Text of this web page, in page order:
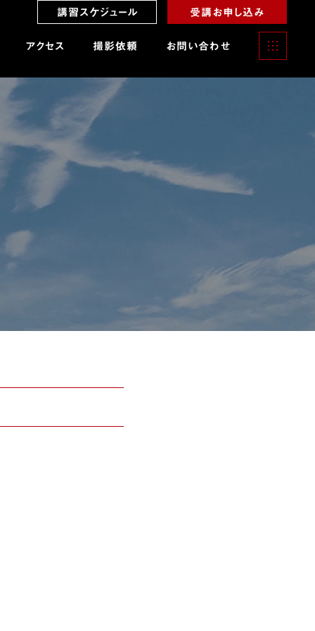
アクセス 撮影依頼 お問い合わせ
講習スケジュール 受講お申し込み